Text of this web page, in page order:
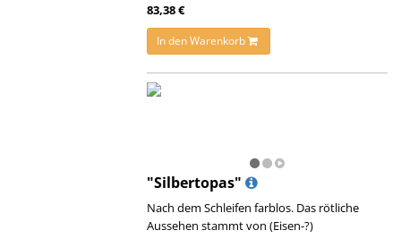
83,38 €
In den Warenkorb
"Silbertopas"
Nach dem Schleifen farblos. Das rötliche
Aussehen stammt von (Eisen-?)